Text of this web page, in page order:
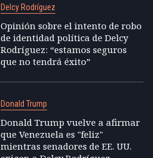
Delcy Rodríguez
Opinión sobre el intento de robo
de identidad política de Delcy
Rodríguez: “estamos seguros
que no tendrá éxito”
Donald Trump
Donald Trump vuelve a afirmar
que Venezuela es "feliz"
mientras senadores de EE. UU.